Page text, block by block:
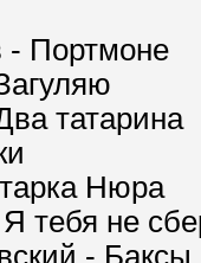
- Портмоне
татарина
Нюра
тебя не
- Баксы